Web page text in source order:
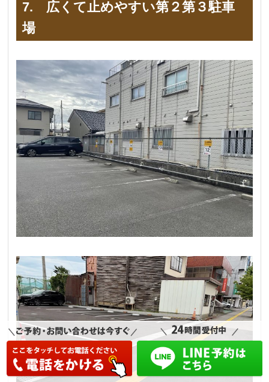
7. 広くて止めやすい第２第３駐車
場